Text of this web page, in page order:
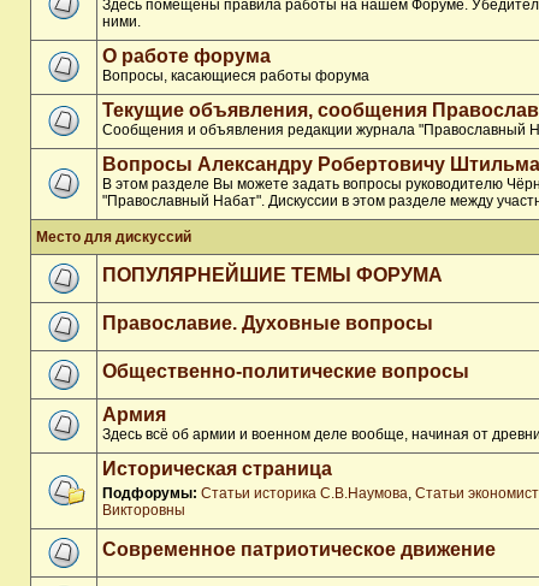
Здесь помещены правила работы на нашем Форуме.
ними.
О работе форума
Вопросы, касающиеся работы форума
Текущие объявления, сообщения
Сообщения и объявления редакции журнала "Православный
Вопросы Александру Робертовичу
В этом разделе Вы можете задать вопросы руководителю
"Православный Набат". Дискуссии в этом разделе между
Место для дискуссий
ПОПУЛЯРНЕЙШИЕ ТЕМЫ ФОРУМА
Православие. Духовные вопросы
Общественно-политические вопросы
Армия
Здесь всё об армии и военном деле вообще, начиная от
Историческая страница
Подфорумы: Статьи историка С.В.Наумова, Статьи
Викторовны
Современное патриотическое движение